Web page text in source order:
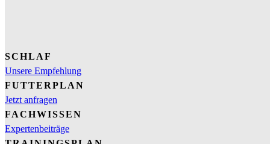
SCHLAF
Unsere Empfehlung
FUTTERPLAN
Jetzt anfragen
FACHWISSEN
Expertenbeiträge